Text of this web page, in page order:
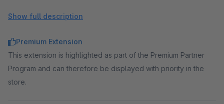
abbildbar. Wählen Sie hierzu einfach die Hersteller aus,
Promotion-Filter
Der Promotion-Filter dient dazu Wechselwirkungen mit
Show full description
Premium Extension
This extension is highlighted as part of the Premium Partner
Program and can therefore be displayed with priority in the
store.